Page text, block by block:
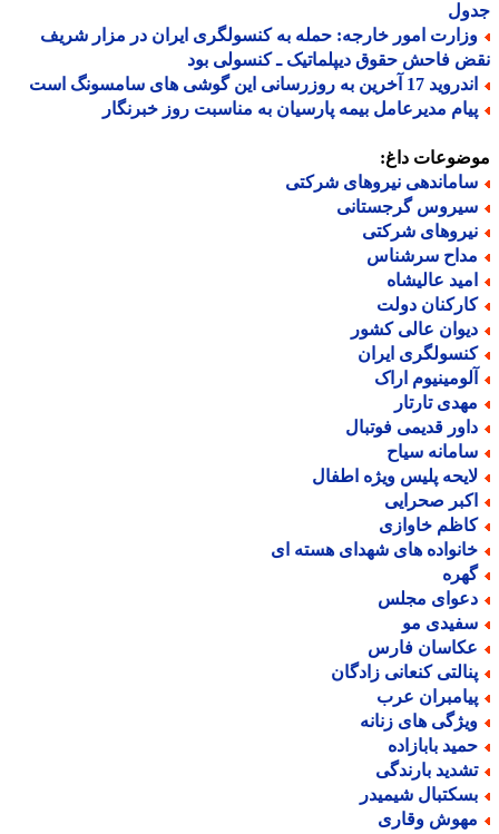
امور خارجه: حمله به کنسولگری ایران در مزار شریف
فاحش حقوق دیپلماتیک ـ کنسولی بود
آخرین به روزرسانی این گوشی های سامسونگ است
مدیرعامل بیمه پارسیان به مناسبت روز خبرنگار
داغ:
نیروهای شرکتی
گرجستانی
شرکتی
سرشناس
عالیشاه
دولت
عالی کشور
ایران
اراک
تارتار
قدیمی فوتبال
سیاح
پلیس ویژه اطفال
صحرایی
خاوازی
های شهدای هسته ای
مجلس
مو
فارس
کنعانی زادگان
عرب
های زنانه
بابازاده
بارندگی
شیمیدر
وقاری